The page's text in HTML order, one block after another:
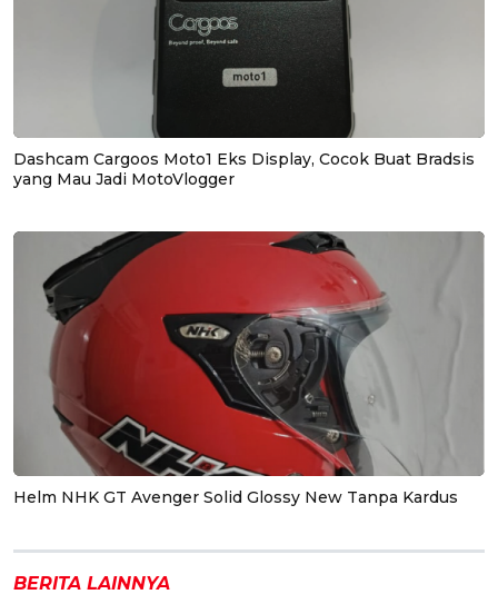
Dashcam Cargoos Moto1 Eks Display, Cocok Buat Bradsis
yang Mau Jadi MotoVlogger
Helm NHK GT Avenger Solid Glossy New Tanpa Kardus
BERITA LAINNYA